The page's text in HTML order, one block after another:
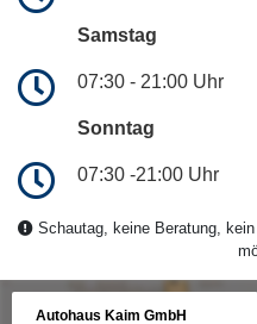
Samstag
07:30 - 21:00 Uhr
Sonntag
07:30 -21:00 Uhr
Schautag, keine Beratung,
Autohaus Kaim GmbH